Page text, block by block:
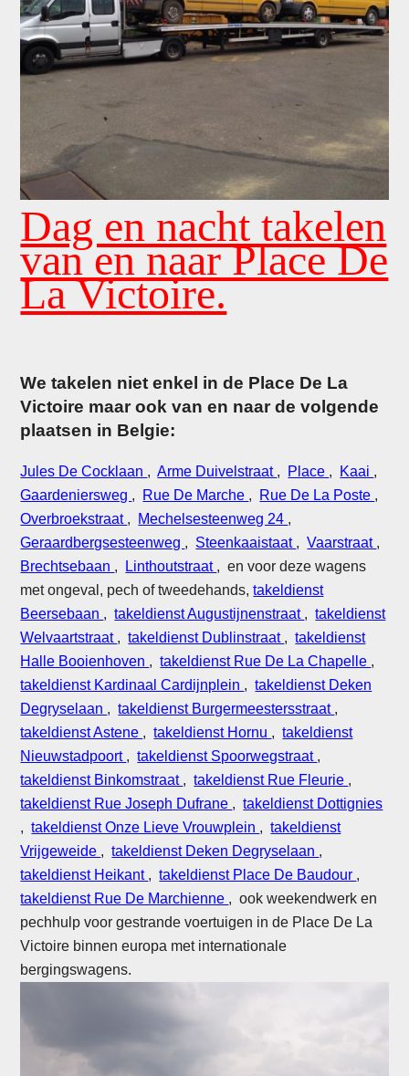
Dag en nacht takelen
van en naar Place De
La Victoire.
We takelen niet enkel in de Place De La
Victoire maar ook van en naar de volgende
plaatsen in Belgie:
Jules De Cocklaan ,Arme Duivelstraat , Place , Kaai ,
Gaardeniersweg , Rue De Marche , Rue De La Poste ,
Overbroekstraat , Mechelsesteenweg 24 ,
Geraardbergsesteenweg , Steenkaaistaat ,Vaarstraat ,
Brechtsebaan , Linthoutstraat , en voor deze wagens
met ongeval, pech of tweedehands,takeldienst
Beersebaan ,takeldienst Augustijnenstraat ,takeldienst
Welvaartstraat ,takeldienst Dublinstraat ,takeldienst
Halle Booienhoven ,takeldienst Rue De La Chapelle ,
takeldienst Kardinaal Cardijnplein ,takeldienst Deken
Degryselaan ,takeldienst Burgermeestersstraat ,
takeldienst Astene ,takeldienst Hornu ,takeldienst
Nieuwstadpoort ,takeldienst Spoorwegstraat ,
takeldienst Binkomstraat ,takeldienst Rue Fleurie ,
takeldienst Rue Joseph Dufrane ,takeldienst Dottignies
,takeldienst Onze Lieve Vrouwplein ,takeldienst
Vrijgeweide ,takeldienst Deken Degryselaan ,
takeldienst Heikant ,takeldienst Place De Baudour ,
takeldienst Rue De Marchienne , ook weekendwerk en
pechhulp voor gestrande voertuigen in de Place De La
Victoire binnen europa met internationale
bergingswagens.